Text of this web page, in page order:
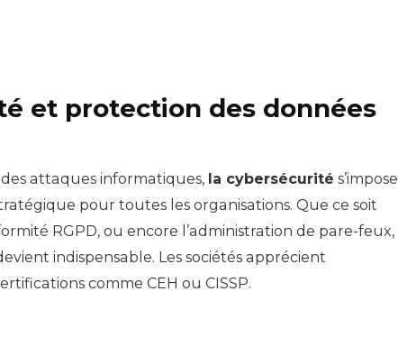
et protection des données
attaques informatiques, la cybersécurité s’impose
pour toutes les organisations. Que ce soit
RGPD, ou encore l’administration de pare-feux,
indispensable. Les sociétés apprécient
comme CEH ou CISSP.